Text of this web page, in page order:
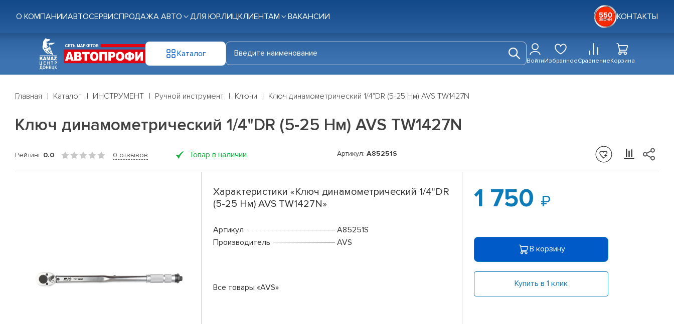
О КОМПАНИИАВТОСЕРВИСПРОДАЖА АВТО ДЛЯ ЮР.ЛИЦКЛИЕНТАМ ВАКАНСИИ КОНТАКТЫ
Каталог
ВойтиИзбранноеСравнениеКорзина
Главная Каталог ИНСТРУМЕНТ Ручной инструмент Ключи Ключ динамометрический 1/4"DR (5-25 Нм) AVS TW1427N
Ключ динамометрический 1/4"DR (5-25 Нм) AVS TW1427N
Рейтинг 0.0 0 отзывов Товар в наличии Артикул: A85251S
Характеристики «Ключ динамометрический 1/4"DR
(5-25 Нм) AVS TW1427N»
Артикул
A85251S
Производитель
AVS
Все товары «AVS»
1 750
В корзину
Купить в 1 клик